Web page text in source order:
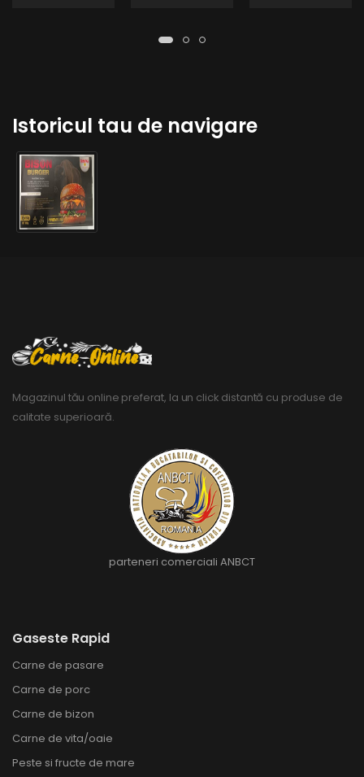
Istoricul tau de navigare
Magazinul tău online preferat, la un click distantă cu produse de
calitate superioară.
parteneri comerciali ANBCT
Gaseste Rapid
Carne de pasare
Carne de porc
Carne de bizon
Carne de vita/oaie
Peste si fructe de mare